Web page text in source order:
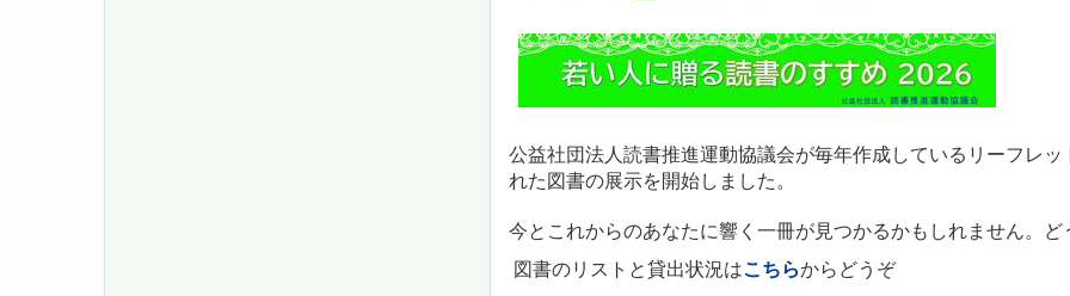
公益社団法人読書推進運動協議会が毎年作成しているリーフレ
れた図書の展示を開始しました。
今とこれからのあなたに響く一冊が見つかるかもしれません。ど
図書のリストと貸出状況はこちらからどうぞ